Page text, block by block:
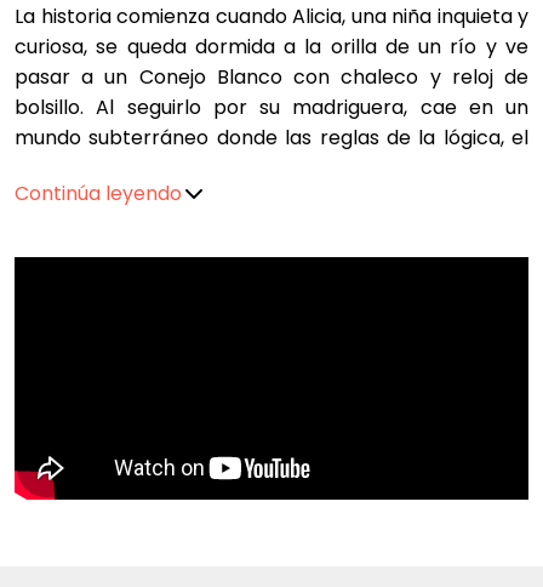
La historia comienza cuando Alicia, una niña inquieta y
curiosa, se queda dormida a la orilla de un río y ve
pasar a un Conejo Blanco con chaleco y reloj de
bolsillo. Al seguirlo por su madriguera, cae en un
mundo subterráneo donde las reglas de la lógica, el
Alicia experimenta cambios de tamaño y se
Sombrerero Loco y la temible Reina de Corazones.
Continúa leyendo